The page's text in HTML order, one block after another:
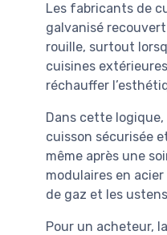
Les fabricants de
galvanisé
rouille, surtout
cuisines
réchauffer
Dans cette
cuisson sécurisée
même après une
modulaires en
de gaz et les
Pour un acheteur,